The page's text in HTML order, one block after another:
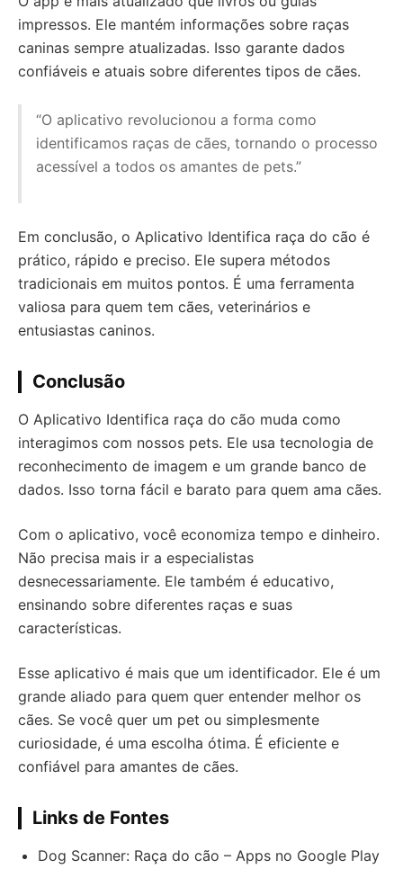
impressos. Ele mantém informações sobre raças
caninas sempre atualizadas. Isso garante dados
confiáveis e atuais sobre diferentes tipos de cães.
“O aplicativo revolucionou a forma como
identificamos raças de cães, tornando o processo
acessível a todos os amantes de pets.”
Em conclusão, o Aplicativo Identifica raça do cão é
prático, rápido e preciso. Ele supera métodos
tradicionais em muitos pontos. É uma ferramenta
valiosa para quem tem cães, veterinários e
entusiastas caninos.
Conclusão
O Aplicativo Identifica raça do cão muda como
interagimos com nossos pets. Ele usa tecnologia de
reconhecimento de imagem e um grande banco de
dados. Isso torna fácil e barato para quem ama cães.
Com o aplicativo, você economiza tempo e dinheiro.
Não precisa mais ir a especialistas
desnecessariamente. Ele também é educativo,
ensinando sobre diferentes raças e suas
características.
Esse aplicativo é mais que um identificador. Ele é um
grande aliado para quem quer entender melhor os
cães. Se você quer um pet ou simplesmente
curiosidade, é uma escolha ótima. É eficiente e
confiável para amantes de cães.
Links de Fontes
Dog Scanner: Raça do cão – Apps no Google Play